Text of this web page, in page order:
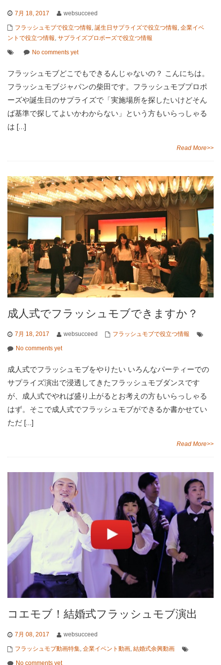
7月 18, 2017 websucceed
フラッシュモブで役立つ情報 誕生日サプライズで役立つ情報 企業イベ
ントで役立つ情報 サプライズプロポーズで役立つ情報
No comments yet
フラッシュモブどこでもできるんじゃないの？ こんにちは。
フラッシュモブジャパンの柴田です。フラッシュモブプロポ
ーズや誕生日のサプライズで「実施場所を探したいけどそん
ば基準で探してよいかわからない」という方もいらっしゃる
は […]
Read More>>
成人式でフラッシュモブできますか？
7月 18, 2017 websucceed フラッシュモブで役立つ情報
No comments yet
成人式でフラッシュモブをやりたい いろんなパーティーでの
サプライズ演出で浸透してきたフラッシュモブダンスです
が、成人式でやれば盛り上がるとお考えの方もいらっしゃる
はず。そこで成人式でフラッシュモブができるか書かせてい
ただ […]
Read More>>
コエモブ！結婚式フラッシュモブ演出
7月 08, 2017 websucceed
フラッシュモブ動画特集, 企業イベント動画, 結婚式余興動画
No comments yet